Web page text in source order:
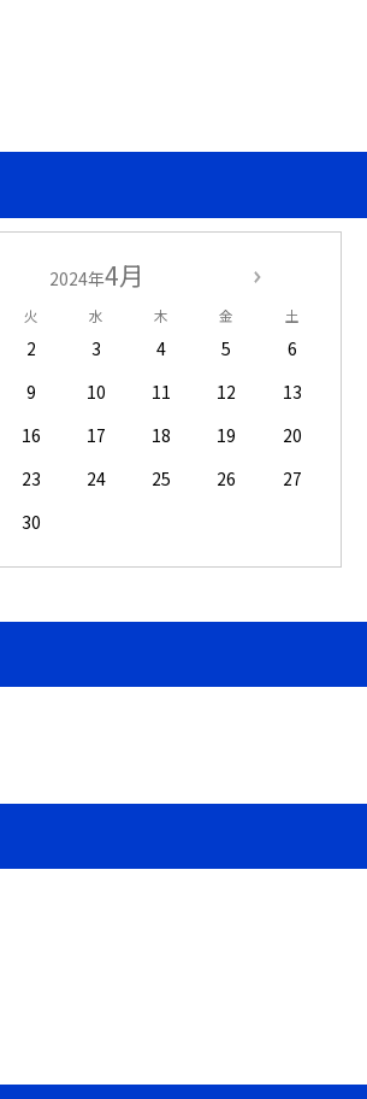
2024年4月
火 水 木 金 土
2 3 4 5
6
9 10 11 12
13
16 17 18 19
20
23 24 25 26
27
30